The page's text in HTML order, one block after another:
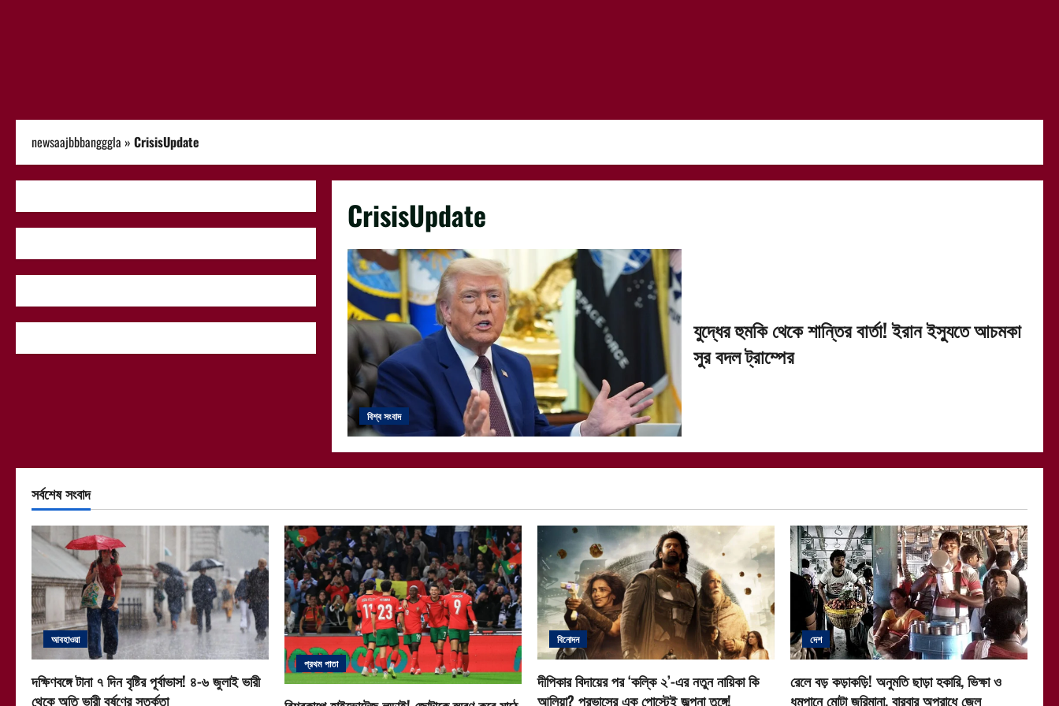
newsaajbbbangggla » CrisisUpdate
CrisisUpdate
বিশ্ব সংবাদ
যুদ্ধের হুমকি থেকে শান্তির বার্তা! ইরান ইস্যুতে আচমকা
সুর বদল ট্রাম্পের
সর্বশেষ সংবাদ
আবহাওয়া
দক্ষিণবঙ্গে টানা ৭ দিন বৃষ্টির পূর্বাভাস! ৪-৬ জুলাই ভারী
থেকে অতি ভারী বর্ষণের সতর্কতা
প্রথম পাতা
বিনোদন
দীপিকার বিদায়ের পর ‘কল্কি ২’-এর নতুন নায়িকা কি
আলিয়া? প্রভাসের এক পোস্টেই জল্পনা তুঙ্গে!
দেশ
রেলে বড় কড়াকড়ি! অনুমতি ছাড়া হকারি, ভিক্ষা ও
ধূমপানে মোটা জরিমানা, বারবার অপরাধে জেল